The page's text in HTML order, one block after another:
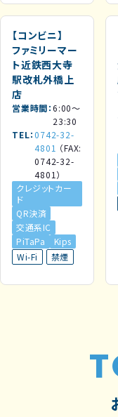
【コンビニ】
ファミリーマー
ト近鉄西大寺
駅改札外橋上
店
営業時間 6:00～
23:30
TEL 0742-32-
4801 （FAX:
0742-32-
4801）
クレジットカー
ド
QR決済
交通系IC
PiTaPa
Kips
Wi-Fi
禁煙